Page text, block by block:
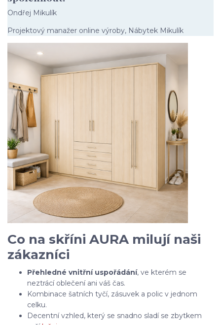
Ondřej Mikulík
Projektový manažer online výroby, Nábytek Mikulík
Co na skříni AURA milují naši
zákazníci
Přehledné vnitřní uspořádání, ve kterém se
neztrácí oblečení ani váš čas.
Kombinace šatních tyčí, zásuvek a polic v jednom
celku.
Decentní vzhled, který se snadno sladí se zbytkem